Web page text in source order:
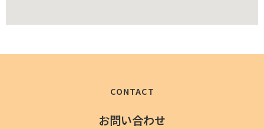
CONTACT
お問い合わせ